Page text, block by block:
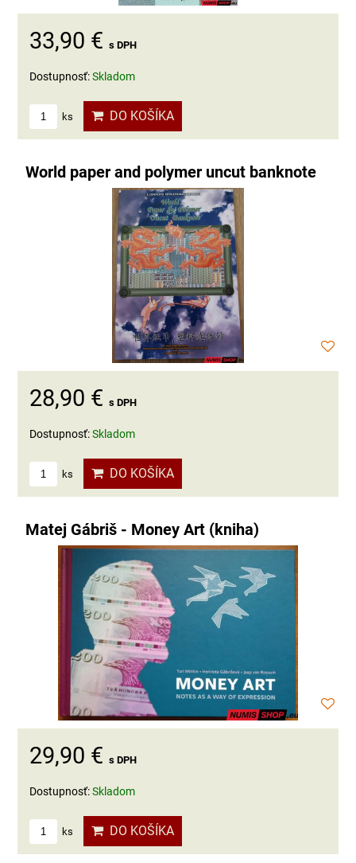
33,90 € s DPH
Dostupnosť:Skladom
ks DO KOŠÍKA
World paper and polymer uncut banknote
28,90 € s DPH
Dostupnosť:Skladom
ks DO KOŠÍKA
Matej Gábriš - Money Art (kniha)
29,90 € s DPH
Dostupnosť:Skladom
ks DO KOŠÍKA